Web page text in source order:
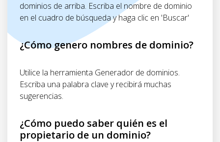
dominios de arriba. Escriba el nombre de dominio
en el cuadro de búsqueda y haga clic en 'Buscar'
¿Cómo genero nombres de dominio?
Utilice la herramienta Generador de dominios.
Escriba una palabra clave y recibirá muchas
sugerencias.
¿Cómo puedo saber quién es el
propietario de un dominio?